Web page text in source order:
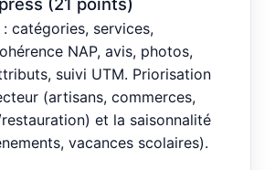
catégories, services,
NAP, avis, photos,
suivi UTM. Priorisation
(artisans, commerces,
et la saisonnalité
vacances scolaires).